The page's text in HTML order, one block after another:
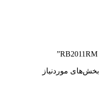
بخش‌های موردنیاز